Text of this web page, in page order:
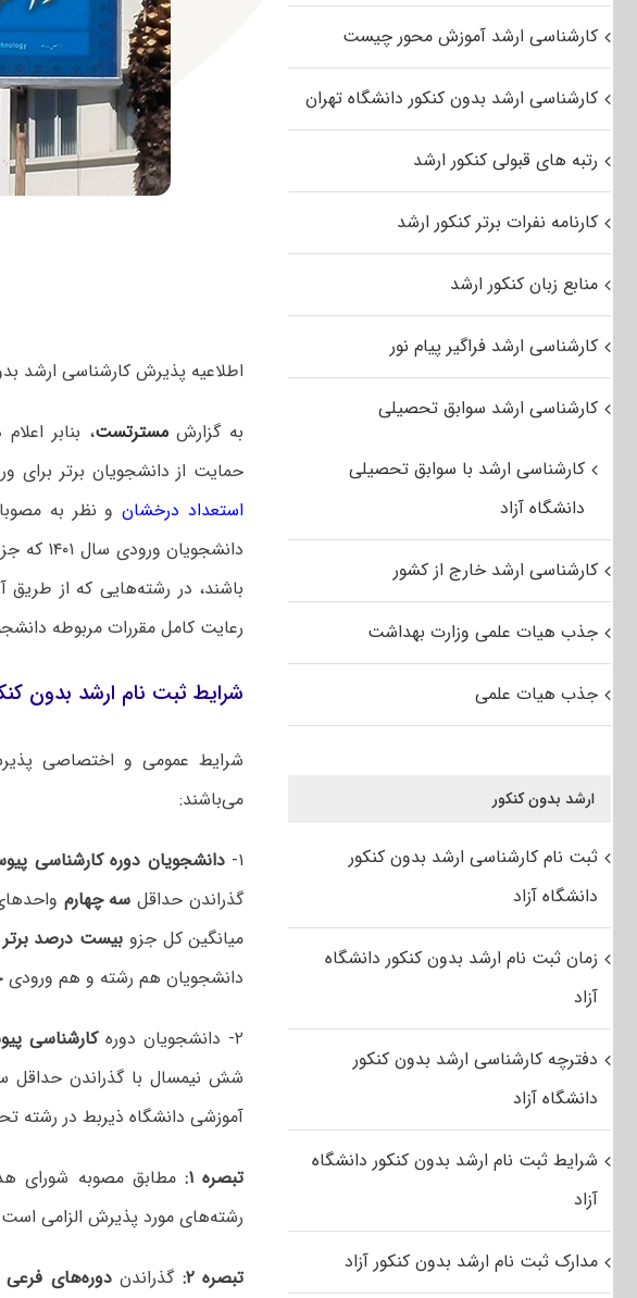
اطلاعیه پذیرش کارشناسی ارشد بدون
به گزارشمسترتست، بنابر
حمایت از دانشجویان برتر برای
استعداد درخشان
باشند، در رشته‌هایی که از
رعایت کامل مقررات مربوطه
شرایط ثبت نام ارشد بدون
شرایط عمومی و اختصاصی
می‌باشند:
۱- دانشجویان دوره کارشناسی
گذراندن حداقلسه چهارم
میانگین کل جزو بیست درصد برتر
دانشجویان هم رشته و هم ورودی
۲- دانشجویان دوره کارشناسی
شش نیمسال با گذراندن حداقل
آموزشی دانشگاه ذیربط در رشته
تبصره ۱: مطابق مصوبه شورای
رشته‌های مورد پذیرش الزامی
تبصره ۲: گذراندندوره‌های فرعی
کارشناسی ارشد آموزش محور چیست
کارشناسی ارشد بدون کنکور دانشگاه تهران
رتبه های قبولی کنکور ارشد
کارنامه نفرات برتر کنکور ارشد
منابع زبان کنکور ارشد
کارشناسی ارشد فراگیر پیام نور
کارشناسی ارشد سوابق تحصیلی
کارشناسی ارشد با سوابق تحصیلی
دانشگاه آزاد
کارشناسی ارشد خارج از کشور
جذب هیات علمی وزارت بهداشت
جذب هیات علمی
ارشد بدون کنکور
ثبت نام کارشناسی ارشد بدون کنکور
دانشگاه آزاد
زمان ثبت نام ارشد بدون کنکور دانشگاه
آزاد
دفترچه کارشناسی ارشد بدون کنکور
دانشگاه آزاد
شرایط ثبت نام ارشد بدون کنکور دانشگاه
آزاد
مدارک ثبت نام ارشد بدون کنکور آزاد